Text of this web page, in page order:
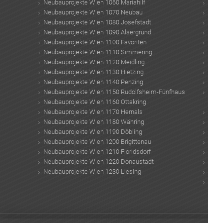
Neubauprojekte Wien 1060 Mariahilf
Neubauprojekte Wien 1070 Neubau
Neubauprojekte Wien 1080 Josefstadt
Neubauprojekte Wien 1090 Alsergrund
Neubauprojekte Wien 1100 Favoriten
Neubauprojekte Wien 1110 Simmering
Neubauprojekte Wien 1120 Meidling
Neubauprojekte Wien 1130 Hietzing
Neubauprojekte Wien 1140 Penzing
Neubauprojekte Wien 1150 Rudolfsheim-Fünfhaus
Neubauprojekte Wien 1160 Ottakring
Neubauprojekte Wien 1170 Hernals
Neubauprojekte Wien 1180 Währing
Neubauprojekte Wien 1190 Döbling
Neubauprojekte Wien 1200 Brigittenau
Neubauprojekte Wien 1210 Floridsdorf
Neubauprojekte Wien 1220 Donaustadt
Neubauprojekte Wien 1230 Liesing